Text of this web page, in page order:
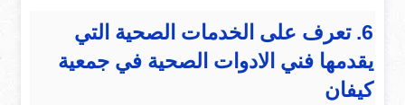
6. تعرف على الخدمات الصحية التي
يقدمها فني الادوات الصحية في جمعية
كيفان